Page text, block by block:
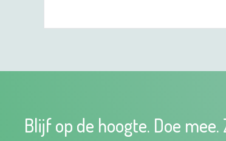
Blijf op de hoogte. Doe